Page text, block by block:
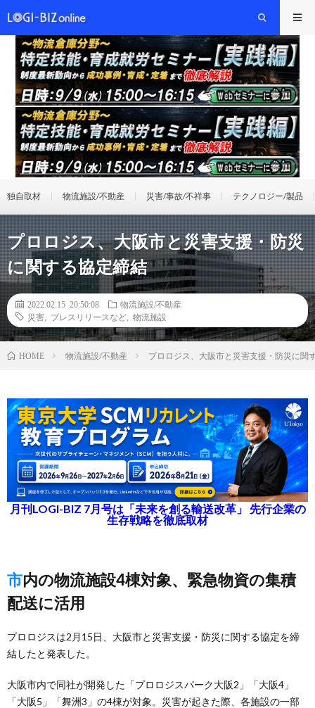
独自取材 物流施設/不動産 災害/事故/不祥事 テクノロジー/製品
プロロジス、大阪市と災害支援・防災
に関する協定締結
2022.02.15 20:50:08
物流施設/不動産
災害
プレスリリースなど 物流施設
HOME 物流施設/不動産 プロロジス、大阪市と災害支援・防災に関
月刊LOGI-BIZ 7月号は「未来を創る輸送改革」 先行企業の
生存戦略を徹底取材
市内の物流施設4棟対象、緊急物資の集積
配送に活用
プロロジスは2月15日、大阪市と災害支援・防災に関する協定を締
結したと発表した。
大阪市内で同社が開発した「プロロジスパーク大阪2」「大阪4」
「大阪5」「舞洲3」の4棟が対象。災害が起きた際、各施設の一部